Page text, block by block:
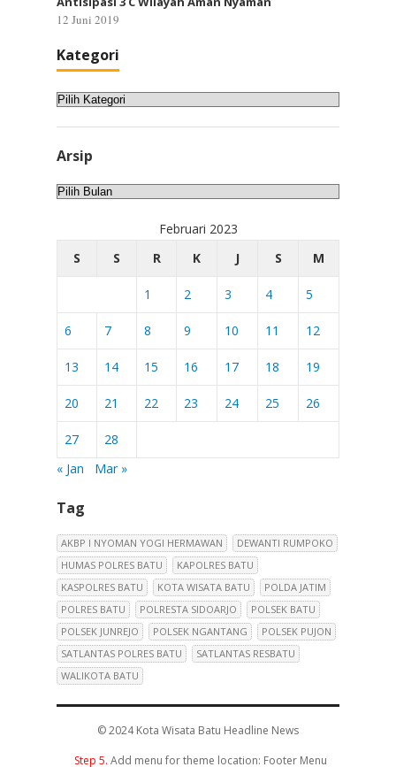
12 Juni 2019
Kategori
Kategori
Arsip
Arsip
Februari 2023
S
S R K J S M
1 2 3 4 5
6 7 8 9 10 11 12
13 14 15 16 17 18 19
20 21 22 23 24 25 26
27
28
« Jan
Mar »
Tag
AKBP I NYOMAN YOGI HERMAWAN
DEWANTI RUMPOKO
HUMAS POLRES BATU
KAPOLRES BATU
KASPOLRES BATU
KOTA WISATA BATU
POLDA JATIM
POLRES BATU
POLRESTA SIDOARJO
POLSEK BATU
POLSEK JUNREJO
POLSEK NGANTANG
POLSEK PUJON
SATLANTAS POLRES BATU
SATLANTAS RESBATU
WALIKOTA BATU
© 2024Kota Wisata Batu Headline News
Step 5. Add menu for theme location: Footer Menu